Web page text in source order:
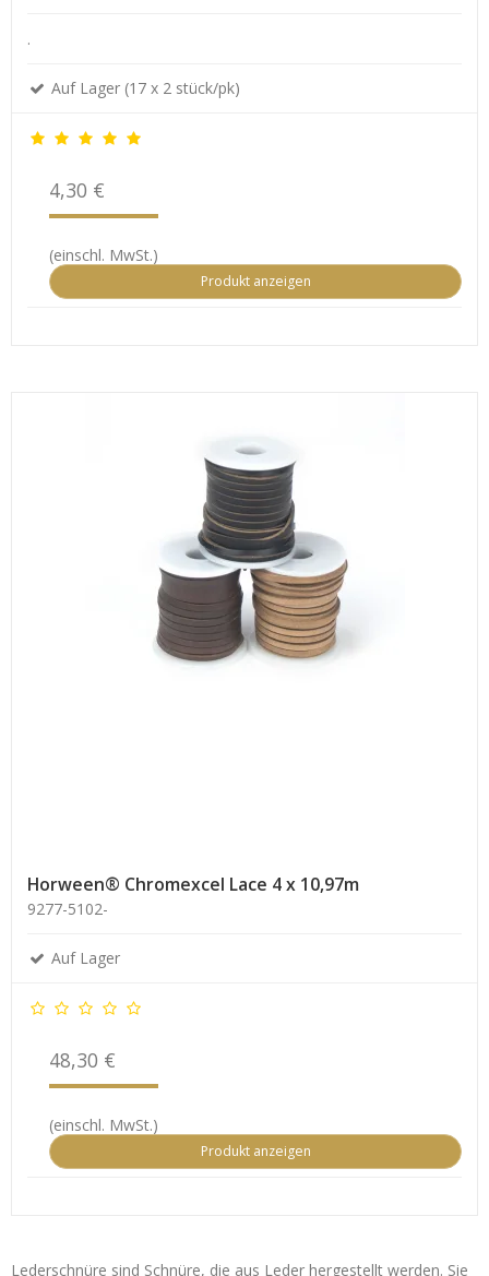
.
Auf Lager (17 x 2 stück/pk)
4,30 €
(einschl. MwSt.)
Produkt anzeigen
Horween® Chromexcel Lace 4 x 10,97m
9277-5102-
Auf Lager
48,30 €
(einschl. MwSt.)
Produkt anzeigen
Lederschnüre sind Schnüre, die aus Leder hergestellt werden. Sie